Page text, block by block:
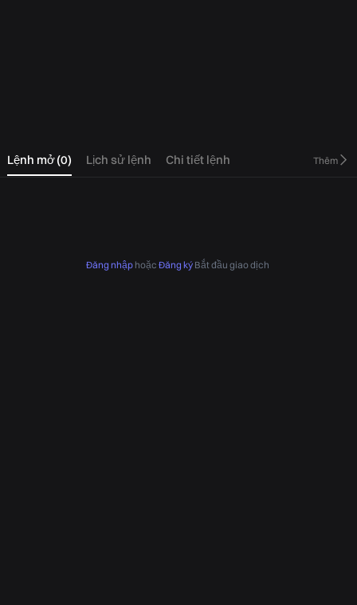
Lệnh mở(0) Lịch sử lệnh Chi tiết lệnh Thêm
Đăng nhập hoặc Đăng ký Bắt đầu giao dịch